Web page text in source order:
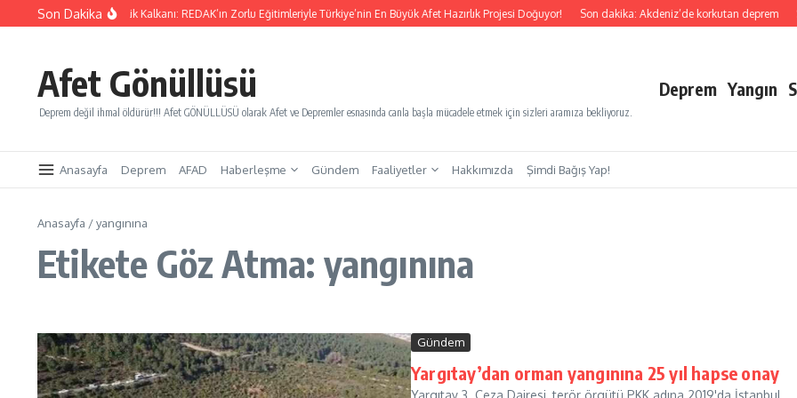
İçeriğe atlaSon Dakika
Kurtaracak Gençlik Kalkanı: REDAK’ın Zorlu Eğitimleriyle Türkiye’nin En Büyük Afet Hazırlık Projesi Doğuyor! Son dakika: Akdeniz’de korkutan deprem
Afet Gönüllüsü
Deprem değil ihmal öldürür!!! Afet GÖNÜLLÜSÜ olarak Afet ve Depremler esnasında canla başla mücadele etmek için sizleri aramıza bekliyoruz.
Deprem Yangın
Anasayfa Deprem AFAD Haberleşme Gündem Faaliyetler Hakkımızda Şimdi Bağış Yap!
Anasayfa /yangınına
Etikete Göz Atma: yangınına
Gündem
Yargıtay’dan orman yangınına 25 yıl hapse onay
Yargıtay 3. Ceza Dairesi, terör örgütü PKK adına 2019'da İstanbul